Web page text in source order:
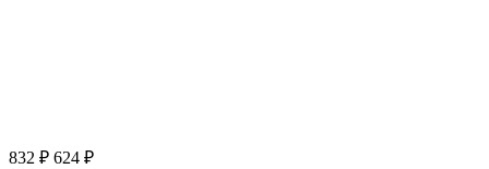
832 ₽ 624 ₽